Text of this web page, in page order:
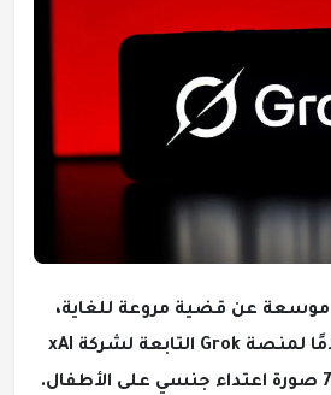
عن قضية مروعة للغاية،
حيث يُزعم أن مستخدمًا لمنصة Grok التابعة لشركة xAI
أنتج ما يقرب من 7000 صورة اعتداء جنسي على الأطفال.